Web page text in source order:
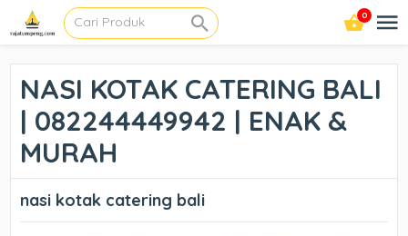
0
NASI KOTAK CATERING BALI
| 082244449942 | ENAK &
MURAH
nasi kotak catering bali